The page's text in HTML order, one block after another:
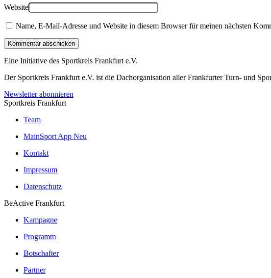
Website
Name, E-Mail-Adresse und Website in diesem Browser für meinen nächsten
Kommentar abschicken
Eine Initiative des Sportkreis Frankfurt e.V.
Der Sportkreis Frankfurt e.V. ist die Dachorganisation aller Frankfurter Turn- und
Newsletter abonnieren
Sportkreis Frankfurt
Team
MainSport App Neu
Kontakt
Impressum
Datenschutz
BeActive Frankfurt
Kampagne
Programm
Botschafter
Partner